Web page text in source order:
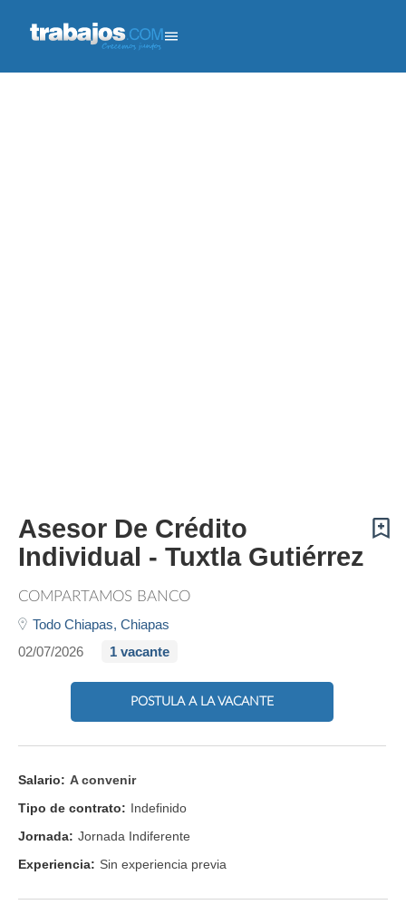
Asesor De Crédito
Individual - Tuxtla Gutiérrez
COMPARTAMOS BANCO
Todo Chiapas, Chiapas
02/07/2026
1 vacante
POSTULA A LA VACANTE
Salario: A convenir
Tipo de contrato: Indefinido
Jornada: Jornada Indiferente
Experiencia: Sin experiencia previa